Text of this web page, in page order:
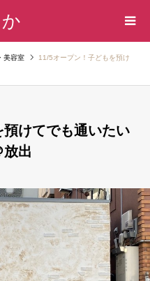
美容室
11/5オープン！子どもを預け
けてでも通いたい
出